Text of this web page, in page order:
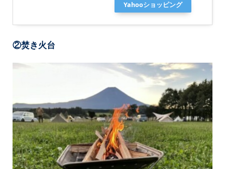
Yahooショッピング
②焚き火台